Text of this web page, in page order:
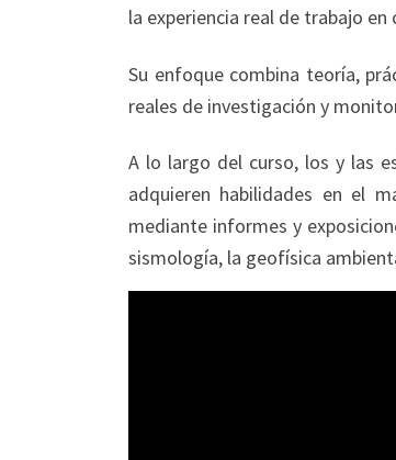
la experiencia real de trabajo
Su enfoque combina teoría,
reales de investigación y
A lo largo del curso, los y las
adquieren habilidades en el
mediante informes y
sismología, la geofísica